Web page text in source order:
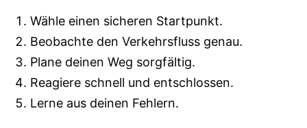
Wähle einen sicheren Startpunkt.
Beobachte den Verkehrsfluss genau.
Plane deinen Weg sorgfältig.
Reagiere schnell und entschlossen.
Lerne aus deinen Fehlern.